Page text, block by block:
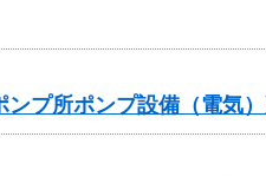
プ所ポンプ設備（電気